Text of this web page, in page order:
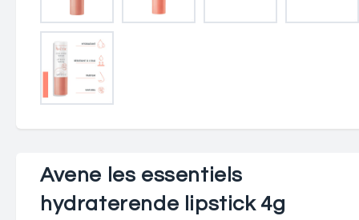
Avene les essentiels
hydraterende lipstick 4g